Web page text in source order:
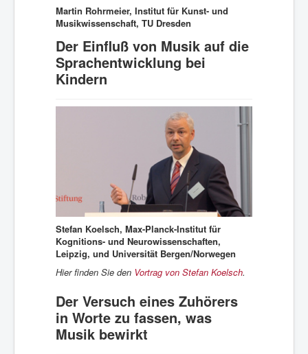
Martin Rohrmeier, Institut für Kunst- und
Musikwissenschaft, TU Dresden
Der Einfluß von Musik auf die
Sprachentwicklung bei
Kindern
Stefan Koelsch, Max-Planck-Institut für
Kognitions- und Neurowissenschaften,
Leipzig, und Universität Bergen/Norwegen
Hier finden Sie den Vortrag von Stefan Koelsch.
Der Versuch eines Zuhörers
in Worte zu fassen, was
Musik bewirkt